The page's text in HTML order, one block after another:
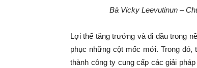
Bà Vicky Leevutinun –
Lợi thế tăng trưởng và đi đầu trong
phục những cột mốc mới. Trong
thành công ty cung cấp các giải